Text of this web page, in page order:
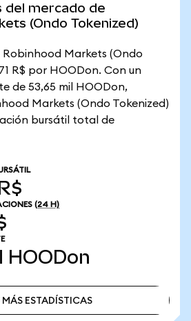
del mercado de
(Ondo Tokenized)
Robinhood Markets (Ondo
R$ por HOODon. Con un
de 53,65 mil HOODon,
Markets (Ondo Tokenized)
bursátil total de
(24 H)
HOODon
MÁS ESTADÍSTICAS